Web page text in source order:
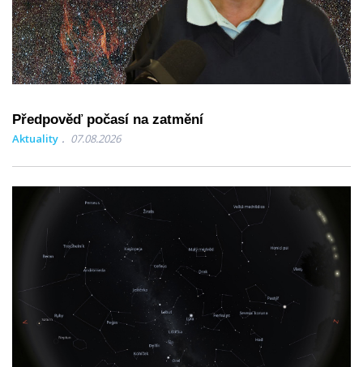
Předpověď počasí na zatmění
Aktuality 07.08.2026